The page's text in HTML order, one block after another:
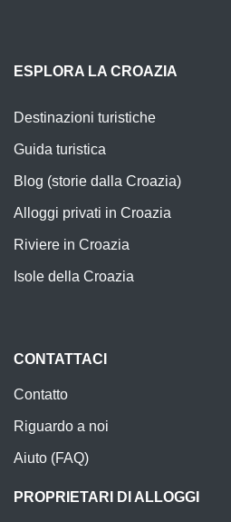
ESPLORA LA CROAZIA
Destinazioni turistiche
Guida turistica
Blog (storie dalla Croazia)
Alloggi privati in Croazia
Riviere in Croazia
Isole della Croazia
CONTATTACI
Contatto
Riguardo a noi
Aiuto (FAQ)
PROPRIETARI DI ALLOGGI